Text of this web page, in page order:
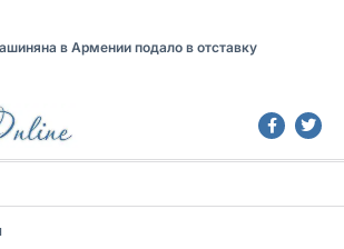
в Армении подало в отставку